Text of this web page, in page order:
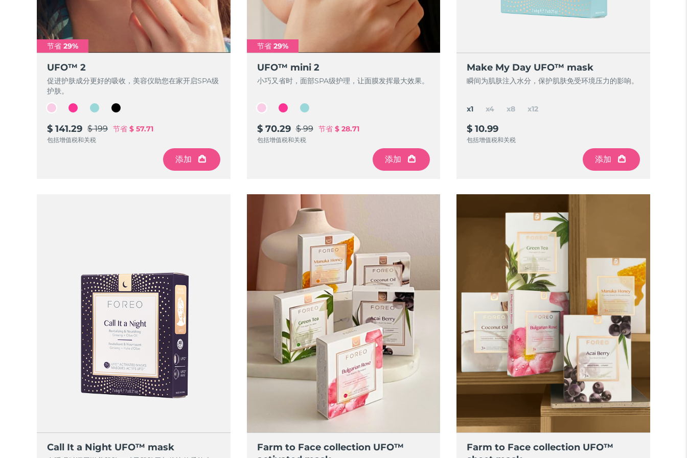
节省 29%
UFO™ 2
促进护肤成分更好的吸收，美容仪助您在家开启SPA级
护肤。
$ 141.29 $ 199 节省 $ 57.71
包括增值税和关税
添加
节省 29%
UFO™ mini 2
小巧又省时，面部SPA级护理，让面膜发挥最大效果。
$ 70.29 $ 99 节省 $ 28.71
包括增值税和关税
添加
Make My Day UFO™ mask
瞬间为肌肤注入水分，保护肌肤免受环境压力的影响。
$ 10.99
包括增值税和关税
添加
x1 x4 x8 x12
Call It a Night UFO™ mask
Farm to Face collection UFO™
Farm to Face collection UFO™